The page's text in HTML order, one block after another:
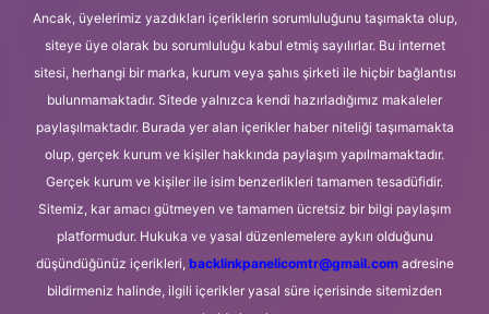
Ancak, üyelerimiz yazdıkları içeriklerin sorumluluğunu taşımakta olup,
siteye üye olarak bu sorumluluğu kabul etmiş sayılırlar. Bu internet
sitesi, herhangi bir marka, kurum veya şahıs şirketi ile hiçbir bağlantısı
bulunmamaktadır. Sitede yalnızca kendi hazırladığımız makaleler
paylaşılmaktadır. Burada yer alan içerikler haber niteliği taşımamakta
olup, gerçek kurum ve kişiler hakkında paylaşım yapılmamaktadır.
Gerçek kurum ve kişiler ile isim benzerlikleri tamamen tesadüfidir.
Sitemiz, kar amacı gütmeyen ve tamamen ücretsiz bir bilgi paylaşım
platformudur. Hukuka ve yasal düzenlemelere aykırı olduğunu
düşündüğünüz içerikleri, backlinkpanelicomtr@gmail.comadresine
bildirmeniz halinde, ilgili içerikler yasal süre içerisinde sitemizden